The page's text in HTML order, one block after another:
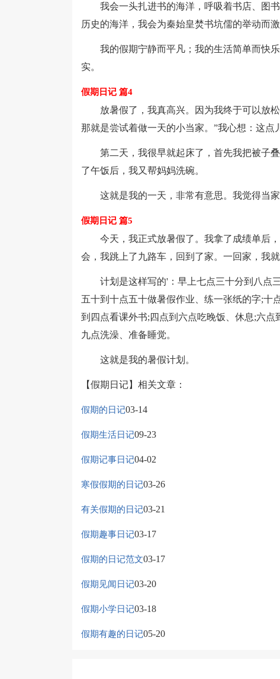
我会一头扎进书的海洋，呼吸着书店、图书
历史的海洋，我会为秦始皇焚书坑儒的举动而
我的假期宁静而平凡；我的生活简单而快乐
实。
假期日记 篇4
放暑假了，我真高兴。因为我终于可以放松
那就是尝试着做一天的小当家。”我心想：这点
第二天，我很早就起床了，首先我把被子叠
了午饭后，我又帮妈妈洗碗。
这就是我的一天，非常有意思。我觉得当家
假期日记 篇5
今天，我正式放暑假了。我拿了成绩单后，
会，我跳上了九路车，回到了家。一回家，我就
计划是这样写的'：早上七点三十分到八点三
五十到十点五十做暑假作业、练一张纸的字;十
到四点看课外书;四点到六点吃晚饭、休息;六
九点洗澡、准备睡觉。
这就是我的暑假计划。
【假期日记】相关文章：
假期的日记03-14
假期生活日记09-23
假期记事日记04-02
寒假假期的日记03-26
有关假期的日记03-21
假期趣事日记03-17
假期的日记范文03-17
假期见闻日记03-20
假期小学日记03-18
假期有趣的日记05-20